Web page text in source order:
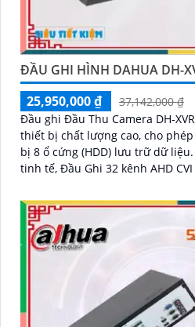
ĐẦU GHI HÌNH DAHUA DH-
25,950,000 ₫
37,142,000 ₫
Đầu ghi Đầu Thu Camera DH-
thiết bị chất lượng cao, cho
bị 8 ổ cứng (HDD) lưu trữ dữ liệu. Với thiết kế mỹ thuật
tinh tế, Đầu Ghi 32 kênh AHD CVI